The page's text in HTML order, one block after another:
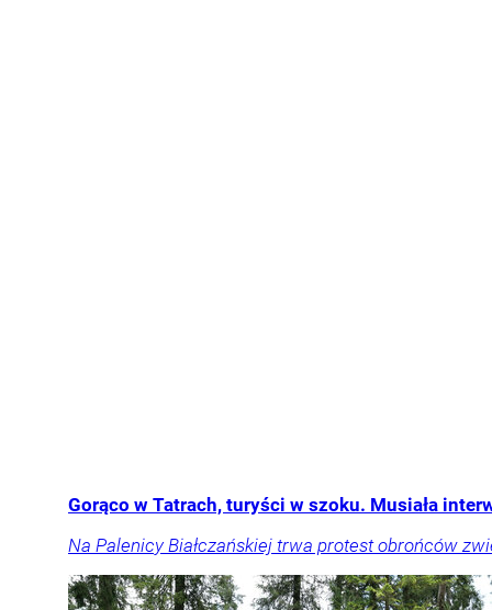
Gorąco w Tatrach, turyści w szoku. Musiała
Na Palenicy Białczańskiej trwa protest obrońców